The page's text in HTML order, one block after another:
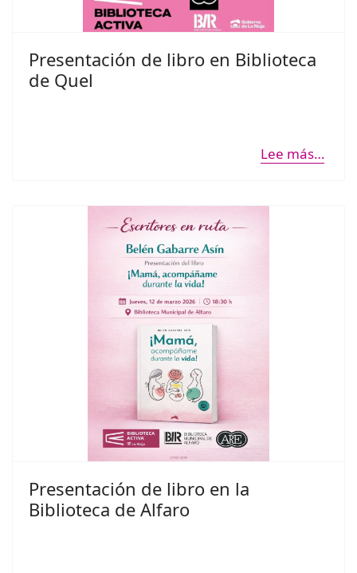
Presentación de libro en Biblioteca
de Quel
Lee más…
Presentación de libro en la
Biblioteca de Alfaro